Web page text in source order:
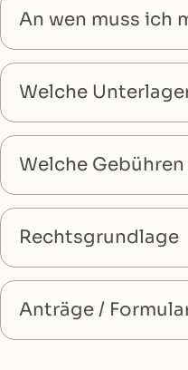
An wen muss ich
Welche
Welche
Rechtsgrundlage
Anträge /